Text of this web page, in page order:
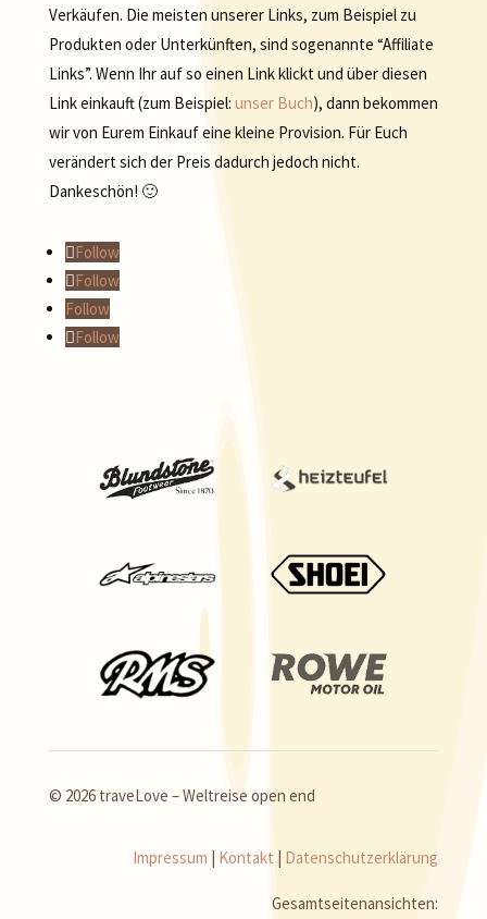
Verkäufen. Die meisten unserer Links, zum Beispiel zu
Produkten oder Unterkünften, sind sogenannte “Affiliate
Links”. Wenn Ihr auf so einen Link klickt und über diesen
Link einkauft (zum Beispiel: unser Buch), dann bekommen
wir von Eurem Einkauf eine kleine Provision. Für Euch
verändert sich der Preis dadurch jedoch nicht.
Dankeschön! 🙂
Follow
Follow
Follow
Follow
© 2026 traveLove – Weltreise open end
Impressum Kontakt Datenschutzerklärung
Gesamtseitenansichten: